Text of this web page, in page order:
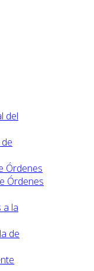
del
Órdenes
Órdenes
a la
de